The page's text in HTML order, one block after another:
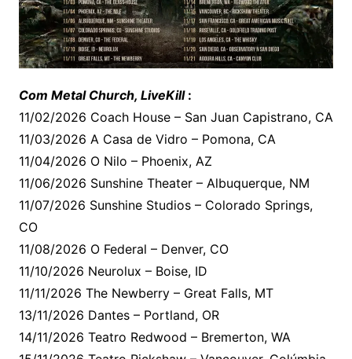
Com Metal Church, LiveKill:
11/02/2026 Coach House – San Juan Capistrano, CA
11/03/2026 A Casa de Vidro – Pomona, CA
11/04/2026 O Nilo – Phoenix, AZ
11/06/2026 Sunshine Theater – Albuquerque, NM
11/07/2026 Sunshine Studios – Colorado Springs,
CO
11/08/2026 O Federal – Denver, CO
11/10/2026 Neurolux – Boise, ID
11/11/2026 The Newberry – Great Falls, MT
13/11/2026 Dantes – Portland, OR
14/11/2026 Teatro Redwood – Bremerton, WA